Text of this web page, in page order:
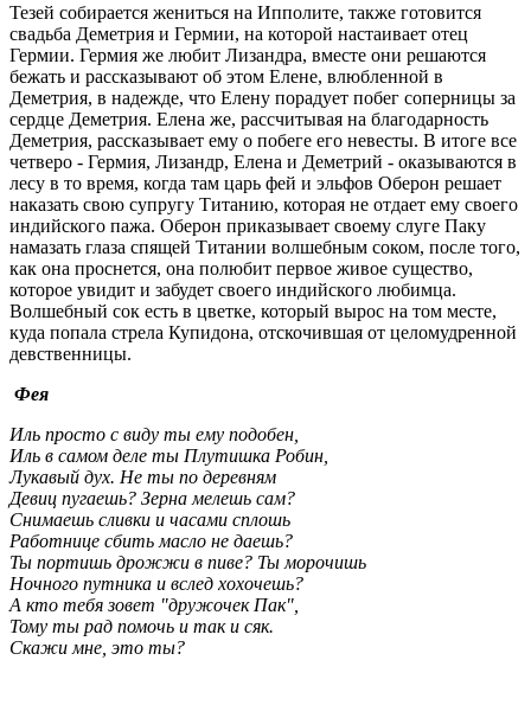
Тезей собирается жениться на Ипполите, также готовится
свадьба Деметрия и Гермии, на которой настаивает отец
Гермии. Гермия же любит Лизандра, вместе они решаются
бежать и рассказывают об этом Елене, влюбленной в
Деметрия, в надежде, что Елену порадует побег соперницы за
сердце Деметрия. Елена же, рассчитывая на благодарность
Деметрия, рассказывает ему о побеге его невесты. В итоге все
четверо - Гермия, Лизандр, Елена и Деметрий - оказываются в
лесу в то время, когда там царь фей и эльфов Оберон решает
наказать свою супругу Титанию, которая не отдает ему своего
индийского пажа. Оберон приказывает своему слуге Паку
намазать глаза спящей Титании волшебным соком, после того,
как она проснется, она полюбит первое живое существо,
которое увидит и забудет своего индийского любимца.
Волшебный сок есть в цветке, который вырос на том месте,
куда попала стрела Купидона, отскочившая от целомудренной
девственницы.
Фея
Иль просто с виду ты ему подобен,
Иль в самом деле ты Плутишка Робин,
Лукавый дух. Не ты по деревням
Девиц пугаешь? Зерна мелешь сам?
Снимаешь сливки и часами сплошь
Работнице сбить масло не даешь?
Ты портишь дрожжи в пиве? Ты морочишь
Ночного путника и вслед хохочешь?
А кто тебя зовет "дружочек Пак",
Тому ты рад помочь и так и сяк.
Скажи мне, это ты?